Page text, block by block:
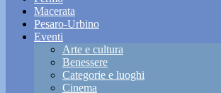
Macerata
Pesaro-Urbino
Eventi
Arte e cultura
Benessere
Categorie e luoghi
Cinema